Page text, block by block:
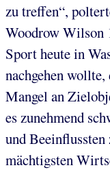
zu treffen“,
Woodrow Wilson
Sport heute in
nachgehen
Mangel an
es zunehmend
und
mächtigsten